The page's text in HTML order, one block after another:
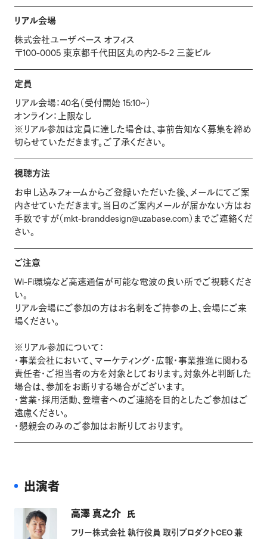
リアル会場
株式会社ユーザベース オフィス
〒100-0005 東京都千代田区丸の内2-5-2 三菱ビル
定員
リアル会場：40名（受付開始 15:10~）
オンライン：上限なし
※リアル参加は定員に達した場合は、事前告知なく募集を締め
切らせていただきます。ご了承ください。
視聴方法
お申し込みフォームからご登録いただいた後、メールにてご案
内させていただきます。当日のご案内メールが届かない方はお
手数ですが（mkt-branddesign@uzabase.com）までご連絡くだ
さい。
ご注意
Wi-Fi環境など高速通信が可能な電波の良い所でご視聴くださ
い。
リアル会場にご参加の方はお名刺をご持参の上、会場にご来
場ください。
※リアル参加について：
・事業会社において、マーケティング・広報・事業推進に関わる
責任者・ご担当者の方を対象としております。対象外と判断した
場合は、参加をお断りする場合がございます。
・営業・採用活動、登壇者へのご連絡を目的としたご参加はご
遠慮ください。
・懇親会のみのご参加はお断りしております。
出演者
高澤 真之介 氏
フリー株式会社 執行役員 取引プロダクトCEO 兼